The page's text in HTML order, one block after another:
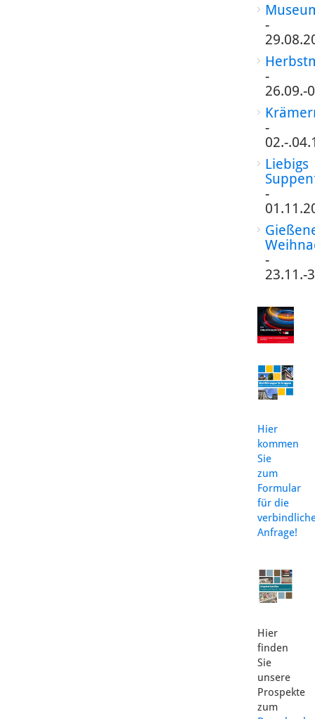
-
-
26.09.-
-
02.-
Liebigs
-
-
23.11.-
Hier
kommen
Sie
zum
Formular
für die
Anfrage!
Hier
finden
Sie
unsere
Prospekte
zum